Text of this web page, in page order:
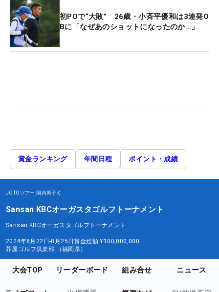
初POで“大敗” 26歳・小斉平優和は3連発O
Bに「なぜあのショットになったのか…」
賞金ランキング 年間日程 ポイント・成績
JGTOツアー 国内男子
Sansan KBCオーガスタゴルフトーナメント
Sansan KBCオーガスタゴルフトーナメント
2024年8月22日-8月25日賞金総額 ¥100,000,000
芥屋ゴルフ倶楽部 （福岡県）
大会TOP リーダーボード 組み合せ ニュース